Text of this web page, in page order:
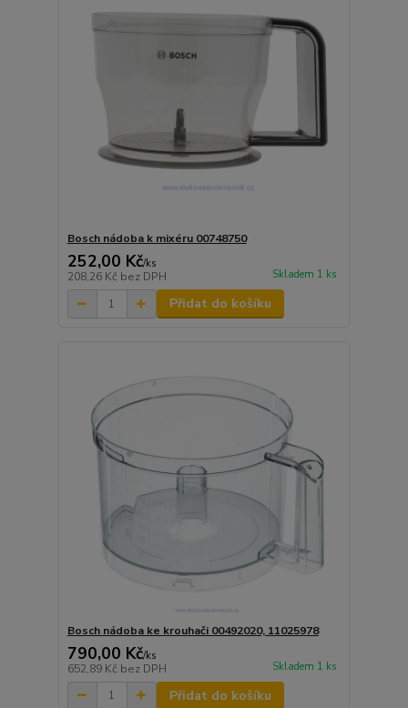
Bosch nádoba k mixéru 00748750
252,00 Kč/ks
208,26 Kč bez DPH Skladem 1 ks
Přidat do košíku
Bosch nádoba ke krouhači 00492020, 11025978
790,00 Kč/ks
652,89 Kč bez DPH Skladem 1 ks
Přidat do košíku